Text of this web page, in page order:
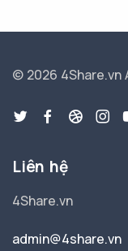
© 2026 4Share.vn
Liên hệ
4Share.vn
admin@4share.vn